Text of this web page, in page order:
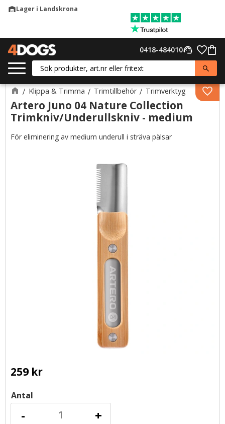
warehouseLager i Landskrona
support_agent
0418-484010
Klippa & Trimma Trimtillbehör Trimverktyg
Artero Juno 04 Nature Collection
Trimkniv/Underullskniv - medium
För eliminering av medium underull i sträva pälsar
259kr
Antal
+
-